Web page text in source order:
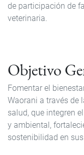
de participación de
veterinaria.
Objetivo
Fomentar el
Waorani a través de
salud, que integren
y ambiental,
sostenibilidad en